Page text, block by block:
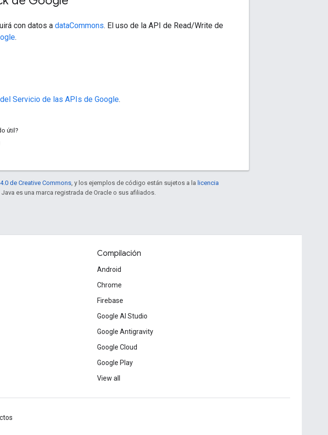
con datos a dataCommons. El uso de la API de Read/Write de
.
Servicio de las APIs de Google.
útil?
de Creative Commons , y los ejemplos de código están sujetos a la licencia
. Java es una marca registrada de Oracle o sus afiliados.
Compilación
Android
Chrome
Firebase
Google AI Studio
Google Antigravity
Google Cloud
Google Play
View all